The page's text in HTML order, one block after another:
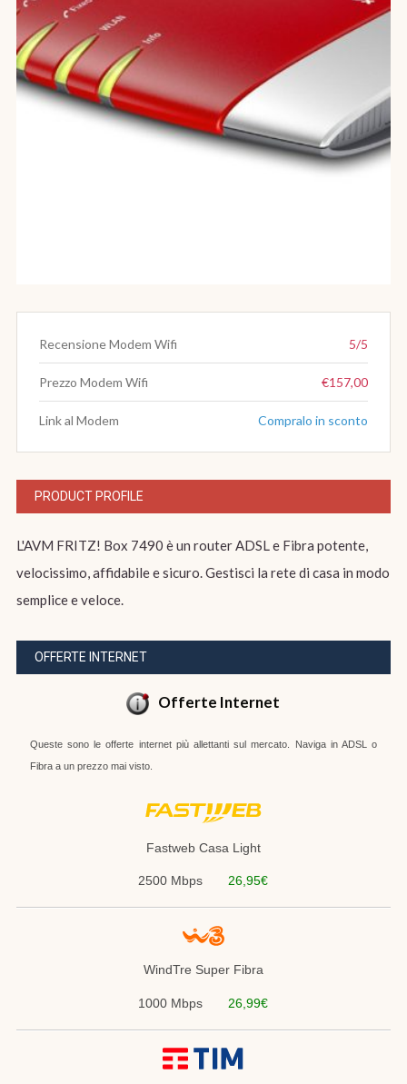
Recensione Modem Wifi 5/5
Prezzo Modem Wifi €157,00
Link al Modem Compralo in sconto
PRODUCT PROFILE
L'AVM FRITZ! Box 7490 è un router ADSL e Fibra potente,
velocissimo, affidabile e sicuro. Gestisci la rete di casa in modo
semplice e veloce.
OFFERTE INTERNET
Offerte Internet
Queste sono le offerte internet più allettanti sul mercato. Naviga in ADSL o
Fibra a un prezzo mai visto.
Fastweb Casa Light
2500 Mbps 26,95€
WindTre Super Fibra
1000 Mbps 26,99€